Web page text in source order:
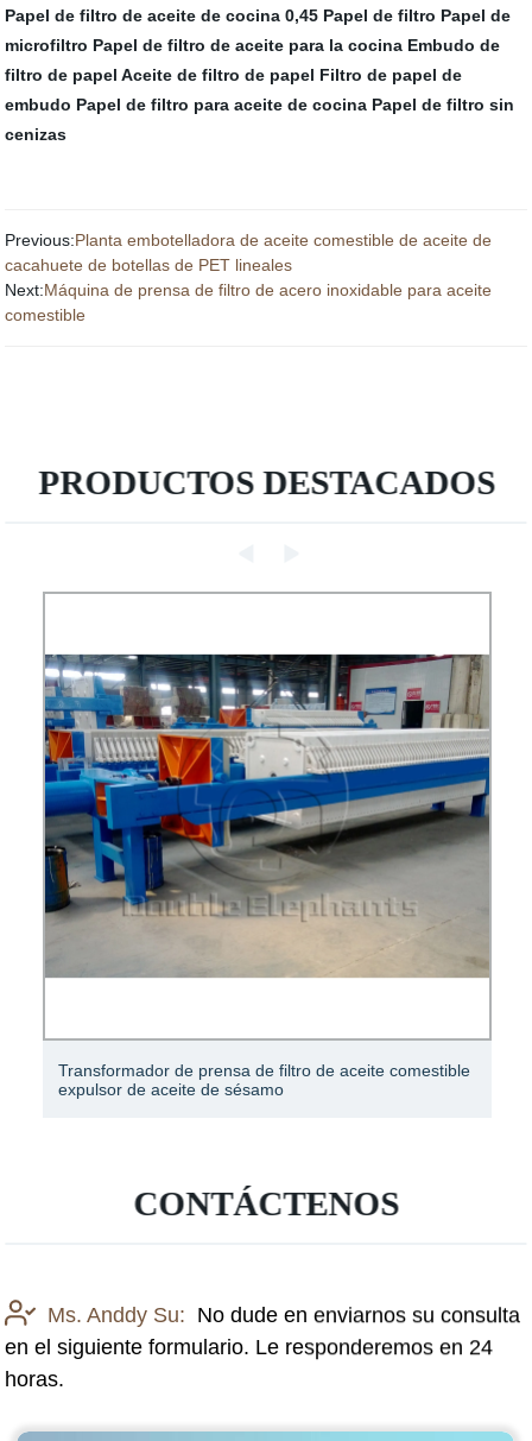
Papel de filtro de aceite de cocina 0,45 Papel de filtro Papel de
microfiltro Papel de filtro de aceite para la cocina Embudo de
filtro de papel Aceite de filtro de papel Filtro de papel de
embudo Papel de filtro para aceite de cocina Papel de filtro sin
cenizas
Previous:Planta embotelladora de aceite comestible de aceite de
cacahuete de botellas de PET lineales
Next:Máquina de prensa de filtro de acero inoxidable para aceite
comestible
PRODUCTOS DESTACADOS
Transformador de prensa de filtro de aceite comestible
expulsor de aceite de sésamo
CONTÁCTENOS
Ms. Anddy Su: No dude en enviarnos su consulta
en el siguiente formulario. Le responderemos en 24
horas.